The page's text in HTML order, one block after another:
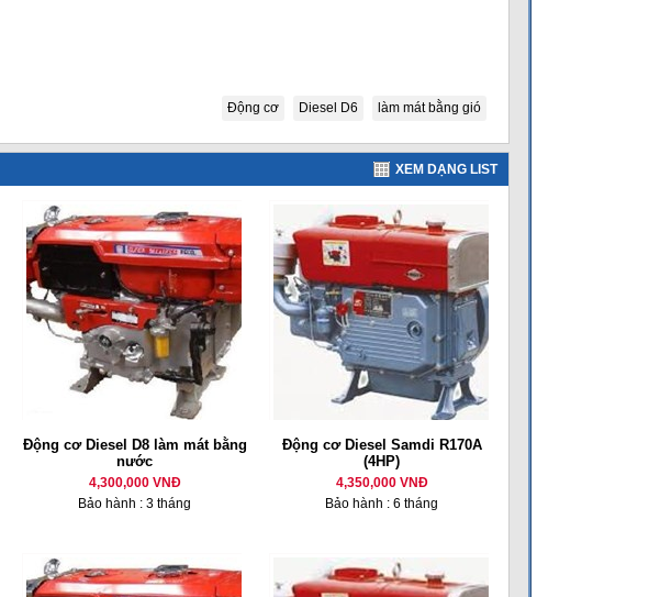
Động cơ Diesel D6 làm mát bằng gió
XEM DẠNG LIST
Động cơ Diesel D8 làm mát bằng
nước
4,300,000 VNĐ
Bảo hành : 3 tháng
Động cơ Diesel Samdi R170A
(4HP)
4,350,000 VNĐ
Bảo hành : 6 tháng